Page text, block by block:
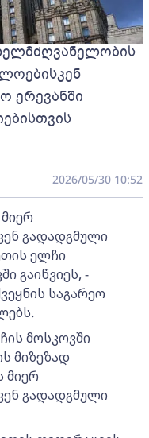
ერევანში
2026/05/30 10:52
გადადგმული
ელჩი
გაიწვიეს, -
საგარეო
მოსკოვში
მიზეზად
მიერ
გადადგმული